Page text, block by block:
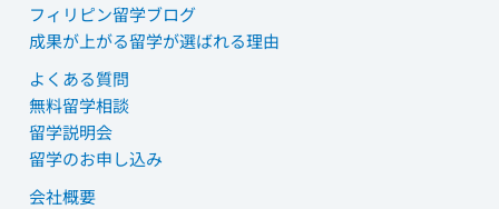
フィリピン留学ブログ
成果が上がる留学が選ばれる理由
よくある質問
無料留学相談
留学説明会
留学のお申し込み
会社概要